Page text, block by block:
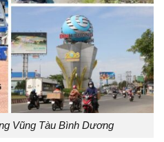
Vũng Tàu Bình Dương